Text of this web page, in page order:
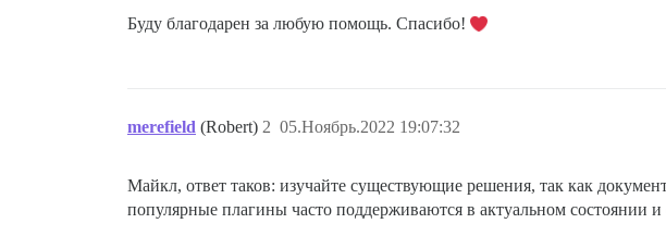
Буду благодарен за любую помощь. Спасибо!
merefield (Robert) 05.Ноябрь.2022 19:07:32
2
Майкл, ответ таков: изучайте существующие решения, так как
популярные плагины часто поддерживаются в актуальном состоянии